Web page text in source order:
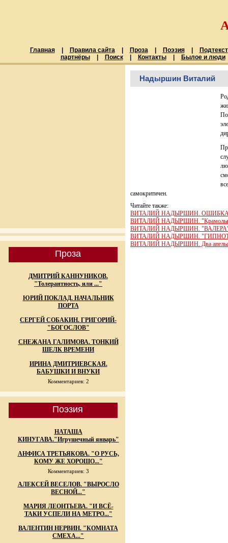
Главная Правила сайта Проза Поэзия
Подтекст
партнёры
Поиск Контакты Былое и люди
Проза
ДМИТРИЙ КАННУНИКОВ.
"Толерантность, или ..."
ЮРИЙ ПОКЛАД. НАЧАЛЬНИК
ПОРТА
СЕРГЕЙ СОБАКИН. ГРИГОРИЙ-
"БОГОСЛОВ"
СНЕЖАНА ГАЛИМОВА. ТОНКИЙ
ШЕЛК ВРЕМЕНИ
ИРИНА ДМИТРИЕВСКАЯ.
БАБУШКИ И ВНУКИ
Комментариев: 2
Поэзия
НАТАША
КИНУГАВА."Игрушечный январь"
АНФИСА ТРЕТЬЯКОВА. "О РУСЬ,
КОМУ ЖЕ ХОРОШО..."
Комментариев: 3
АЛЕКСЕЙ ВЕСЕЛОВ. "ВЫРОСЛО
ВЕСНОЙ..."
МАРИЯ ЛЕОНТЬЕВА. "И ВСЁ-
ТАКИ УСПЕЛИ НА МЕТРО..."
ВАЛЕНТИН НЕРВИН. "КОМНАТА
СМЕХА..."
Надыршин Виталий
самокритичен.
Читайте также:
ВИТАЛИЙ НАДЫРШИН. ОШИБКА
ВИТАЛИЙ НАДЫРШИН.
ВИТАЛИЙ НАДЫРШИН. "ВАЛЕРА"
ВИТАЛИЙ НАДЫРШИН.
ВИТАЛИЙ НАДЫРШИН. Два